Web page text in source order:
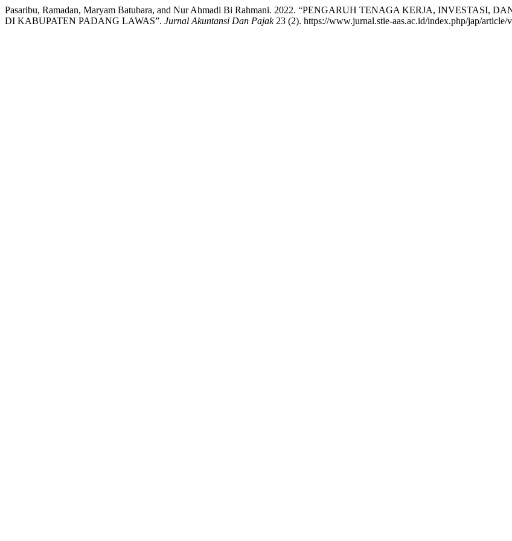
Pasaribu, Ramadan, Maryam Batubara, and Nur Ahmadi Bi Rahmani. 2022. “PENGARUH TENAGA KERJA,
DI KABUPATEN PADANG LAWAS”. Jurnal Akuntansi Dan Pajak23 (2). https://www.jurnal.stie-aas.ac.id/index.php/jap/article/